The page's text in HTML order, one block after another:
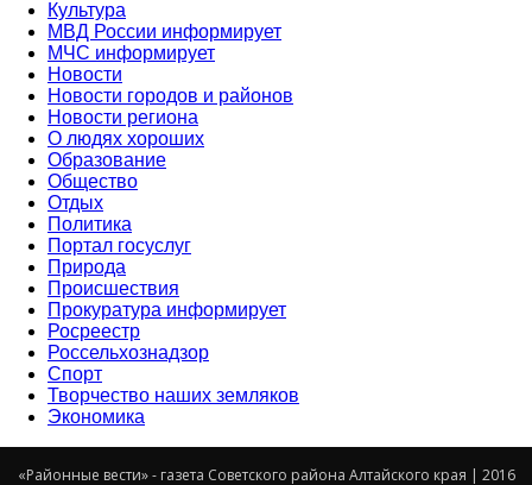
Культура
МВД России информирует
МЧС информирует
Новости
Новости городов и районов
Новости региона
О людях хороших
Образование
Общество
Отдых
Политика
Портал госуслуг
Природа
Происшествия
Прокуратура информирует
Росреестр
Россельхознадзор
Спорт
Творчество наших земляков
Экономика
«Районные вести» - газета Советского района Алтайского края | 2016